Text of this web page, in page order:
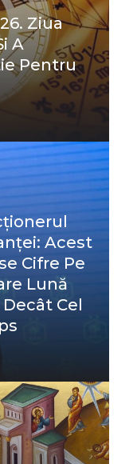
Ziua
A
Pentru
Acest
Cifre Pe
Lună
Cel